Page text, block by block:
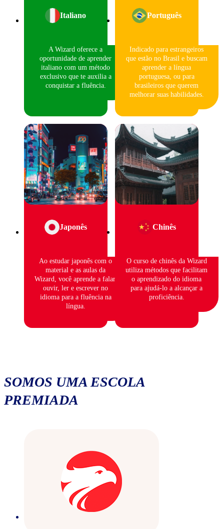
Italiano
A Wizard oferece a
oportunidade de aprender
italiano com um método
exclusivo que te auxilia a
conquistar a fluência.
Português
Indicado para estrangeiros
que estão no Brasil e buscam
aprender a língua
portuguesa, ou para
brasileiros que querem
melhorar suas habilidades.
Japonês
Ao estudar japonês com o
material e as aulas da
Wizard, você aprende a falar,
ouvir, ler e escrever no
idioma para a fluência na
língua.
Chinês
O curso de chinês da Wizard
utiliza métodos que facilitam
o aprendizado do idioma
para ajudá-lo a alcançar a
proficiência.
SOMOS UMA ESCOLA
PREMIADA